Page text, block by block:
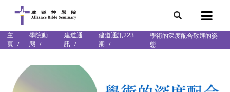
學院
主
頁
學院動
態
建道通
訊
建道通訊223
期
學術的深度配合敬拜的姿
態